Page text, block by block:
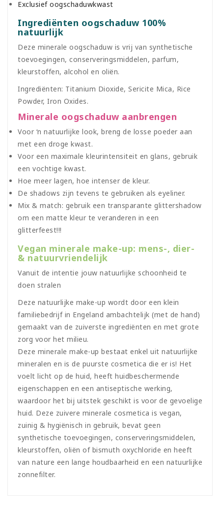
Exclusief oogschaduwkwast
Ingrediënten oogschaduw 100%
natuurlijk
Deze minerale oogschaduw is vrij van synthetische
toevoegingen, conserveringsmiddelen, parfum,
kleurstoffen, alcohol en oliën.
Ingrediënten: Titanium Dioxide, Sericite Mica, Rice
Powder, Iron Oxides.
Minerale oogschaduw aanbrengen
Voor ‘n natuurlijke look, breng de losse poeder aan
met een droge kwast.
Voor een maximale kleurintensiteit en glans, gebruik
een vochtige kwast.
Hoe meer lagen, hoe intenser de kleur.
De shadows zijn tevens te gebruiken als eyeliner.
Mix & match: gebruik een transparante glittershadow
om een matte kleur te veranderen in een
glitterfeest!!!
Vegan minerale make-up: mens-, dier-
& natuurvriendelijk
Vanuit de intentie jouw natuurlijke schoonheid te
doen stralen
Deze natuurlijke make-up wordt door een klein
familiebedrijf in Engeland ambachtelijk (met de hand)
gemaakt van de zuiverste ingrediënten en met grote
zorg voor het milieu.
Deze minerale make-up bestaat enkel uit natuurlijke
mineralen en is de puurste cosmetica die er is! Het
voelt licht op de huid, heeft huidbeschermende
eigenschappen en een antiseptische werking,
waardoor het bij uitstek geschikt is voor de gevoelige
huid. Deze zuivere minerale cosmetica is vegan,
zuinig & hygiënisch in gebruik, bevat geen
synthetische toevoegingen, conserveringsmiddelen,
kleurstoffen, oliën of bismuth oxychloride en heeft
van nature een lange houdbaarheid en een natuurlijke
zonnefilter.